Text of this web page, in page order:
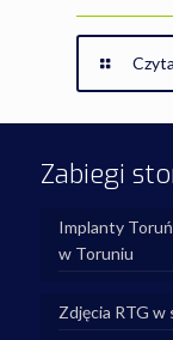
Zabiegi
Implanty
w Toruniu
Zdjęcia RTG